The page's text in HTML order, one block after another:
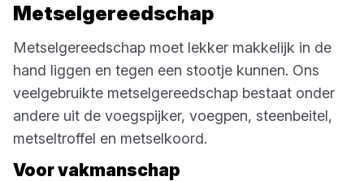
Metselgereedschap
Metselgereedschap moet lekker makkelijk in de
hand liggen en tegen een stootje kunnen. Ons
veelgebruikte metselgereedschap bestaat onder
andere uit de voegspijker, voegpen, steenbeitel,
metseltroffel en metselkoord.
Voor vakmanschap